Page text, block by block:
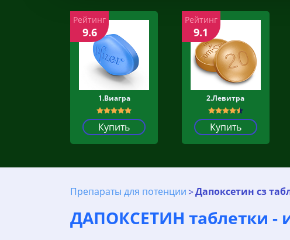
1.Виагра
Купить
Рейтинг
9.6
2.Левитра
Купить
Рейтинг
9.1
Препараты для потенции Дапоксетин сз
ДАПОКСЕТИН таблетки -